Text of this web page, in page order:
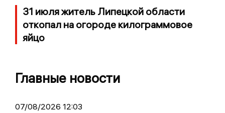
31 июля житель Липецкой области
откопал на огороде килограммовое
яйцо
Главные новости
07/08/2026 12:03